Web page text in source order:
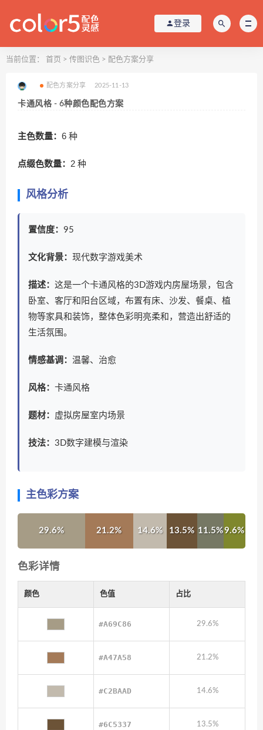
登录
当前位置： 首页 > 传图识色 > 配色方案分享
配色方案分享 2025-11-13
卡通风格 - 6种颜色配色方案
主色数量： 6 种
点缀色数量： 2 种
风格分析
置信度： 95
文化背景： 现代数字游戏美术
描述： 这是一个卡通风格的3D游戏内房屋场景，包含
卧室、客厅和阳台区域，布置有床、沙发、餐桌、植
物等家具和装饰，整体色彩明亮柔和，营造出舒适的
生活氛围。
情感基调： 温馨、治愈
风格： 卡通风格
题材： 虚拟房屋室内场景
技法： 3D数字建模与渲染
主色彩方案
29.6% 21.2% 14.6% 13.5% 11.5%9.6%
色彩详情
颜色 色值 占比
#A69C86 29.6%
#A47A58 21.2%
#C2BAAD 14.6%
#6C5337 13.5%